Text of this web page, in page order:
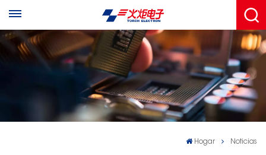
Hogar Noticias